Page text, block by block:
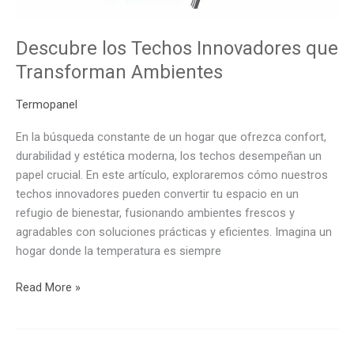
Descubre los Techos Innovadores que
Transforman Ambientes
Termopanel
En la búsqueda constante de un hogar que ofrezca confort,
durabilidad y estética moderna, los techos desempeñan un
papel crucial. En este artículo, exploraremos cómo nuestros
techos innovadores pueden convertir tu espacio en un
refugio de bienestar, fusionando ambientes frescos y
agradables con soluciones prácticas y eficientes. Imagina un
hogar donde la temperatura es siempre
Read More »